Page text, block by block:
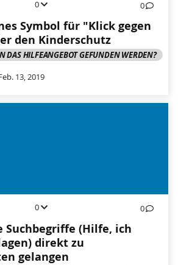
0 0
Symbol für "Klick gegen
den Kinderschutz
DAS HILFEANGEBOT GEFUNDEN WERDEN?
13, 2019
0 0
Suchbegriffe (Hilfe, ich
direkt zu
gelangen